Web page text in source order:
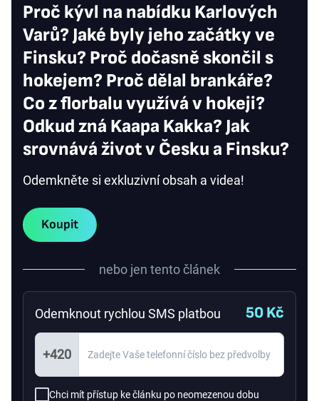
Proč kývl na nabídku Karlových
Varů? Jaké byly jeho začátky ve
Finsku? Proč dočasně skončil s
hokejem? Proč dělal brankáře?
Co z florbalu využívá v hokeji?
Odkud zná Kaapa Kakka? Jak
srovnává život v Česku a Finsku?
Odemkněte si exkluzivní obsah a videa!
Koupit
nebo jen tento článek
Odemknout rychlou SMS platbou 50 Kč
+420
Chci mít přístup ke článku po neomezenou dobu